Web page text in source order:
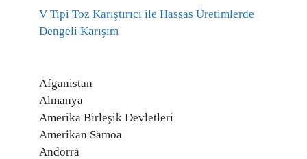
V Tipi Toz Karıştırıcı ile Hassas Üretimlerde
Dengeli Karışım
Afganistan
Almanya
Amerika Birleşik Devletleri
Amerikan Samoa
Andorra